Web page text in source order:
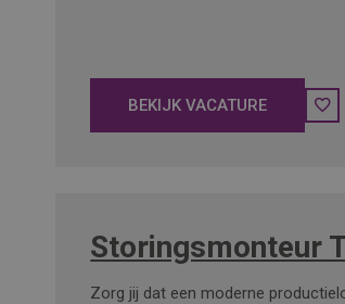
BEKIJK VACATURE
Storingsmonteur
Zorg jij dat een moderne